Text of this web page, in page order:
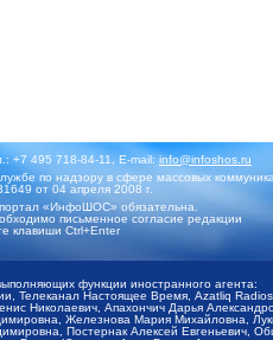
+7 495 718-84-11, E-mail:info@infoshos.ru
по надзору в сфере массовых
от 04 апреля 2008 г.
«ИнфоШОС» обязательна.
письменное согласие редакции
клавиши Ctrl+Enter
функции иностранного агента:
Телеканал Настоящее Время, Azatliq
Николаевич, Апахончич Дарья
Железнова Мария Михайловна,
Постернак Алексей Евгеньевич,